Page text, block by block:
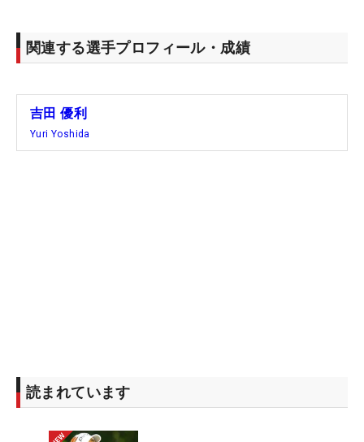
関連する選手プロフィール・成績
吉田 優利
Yuri Yoshida
読まれています